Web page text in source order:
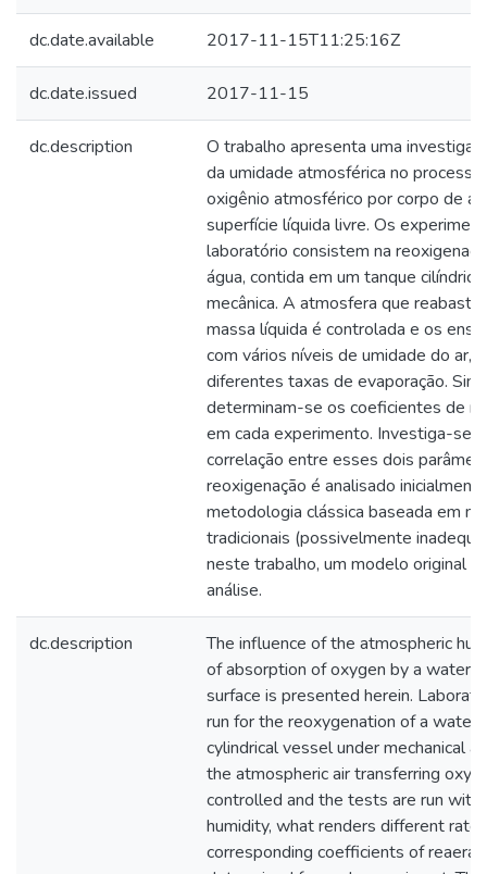
dc.date.available 2017-11-15T11:25:16Z
dc.date.issued 2017-11-15
dc.description
O trabalho apresenta uma
da umidade atmosférica no
oxigênio atmosférico por corpo de
superfície líquida livre. Os
laboratório consistem na
água, contida em um tanque
mecânica. A atmosfera que
massa líquida é controlada e os
com vários níveis de umidade do ar,
diferentes taxas de evaporação.
determinam-se os coeficientes de
em cada experimento. Investiga-se
correlação entre esses dois
reoxigenação é analisado
metodologia clássica baseada em
tradicionais (possivelmente
neste trabalho, um modelo original
análise.
dc.description
The influence of the atmospheric
of absorption of oxygen by a water
surface is presented herein.
run for the reoxygenation of a water
cylindrical vessel under mechanical
the atmospheric air transferring
controlled and the tests are run with
humidity, what renders different
corresponding coefficients of